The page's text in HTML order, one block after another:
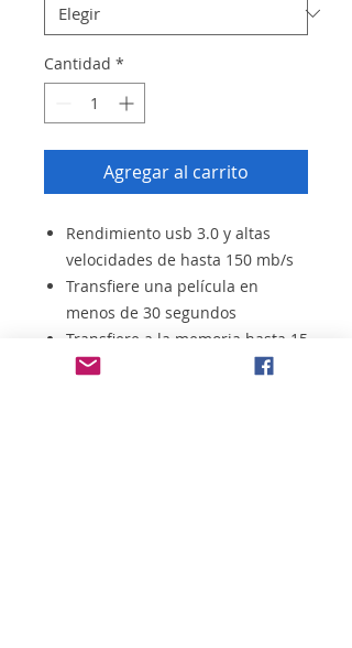
Cantidad *
Agregar al carrito
Rendimiento usb 3.0 y altas
velocidades de hasta 150 mb/s
Transfiere una película en
menos de 30 segundos
Transfiere a la memoria hasta 15
veces más rápido que con las